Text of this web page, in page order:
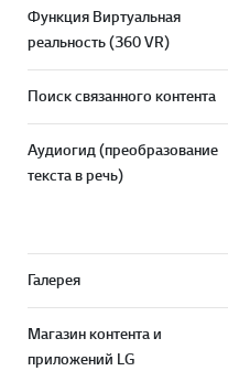
Функция Виртуальная
реальность (360 VR)
Поиск связанного контента
Аудиогид (преобразование
текста в речь)
Галерея
Магазин контента и
приложений LG